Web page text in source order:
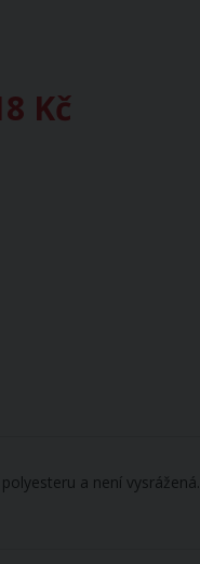
Kč
a není vysrážená.